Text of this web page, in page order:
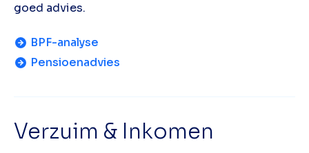
goed advies.
BPF-analyse
Pensioenadvies
Verzuim & Inkomen